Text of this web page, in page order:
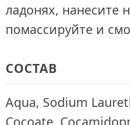
ладонях, нанесите
помассируйте и
СОСТАВ
Aqua, Sodium
Cocoate,